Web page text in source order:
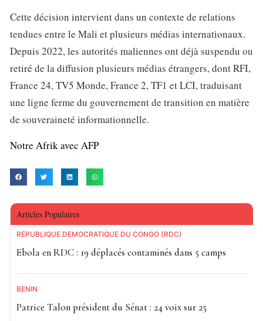
Cette décision intervient dans un contexte de relations
tendues entre le Mali et plusieurs médias internationaux.
Depuis 2022, les autorités maliennes ont déjà suspendu ou
retiré de la diffusion plusieurs médias étrangers, dont RFI,
France 24, TV5 Monde, France 2, TF1 et LCI, traduisant
une ligne ferme du gouvernement de transition en matière
de souveraineté informationnelle.
Notre Afrik avec AFP
Articles Populaires
RÉPUBLIQUE DÉMOCRATIQUE DU CONGO (RDC)
Ebola en RDC : 19 déplacés contaminés dans 5 camps
BÉNIN
Patrice Talon président du Sénat : 24 voix sur 25